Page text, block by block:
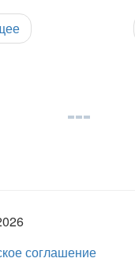
соглашение